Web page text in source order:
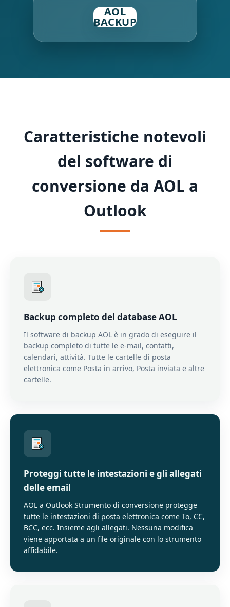
AOL
BACKUP
Caratteristiche notevoli
del software di
conversione da AOL a
Outlook
Backup completo del database AOL
Il software di backup AOL è in grado di eseguire il
backup completo di tutte le e-mail, contatti,
calendari, attività. Tutte le cartelle di posta
elettronica come Posta in arrivo, Posta inviata e altre
cartelle.
Proteggi tutte le intestazioni e gli allegati
delle email
AOL a Outlook Strumento di conversione protegge
tutte le intestazioni di posta elettronica come To, CC,
BCC, ecc. Insieme agli allegati. Nessuna modifica
viene apportata a un file originale con lo strumento
affidabile.